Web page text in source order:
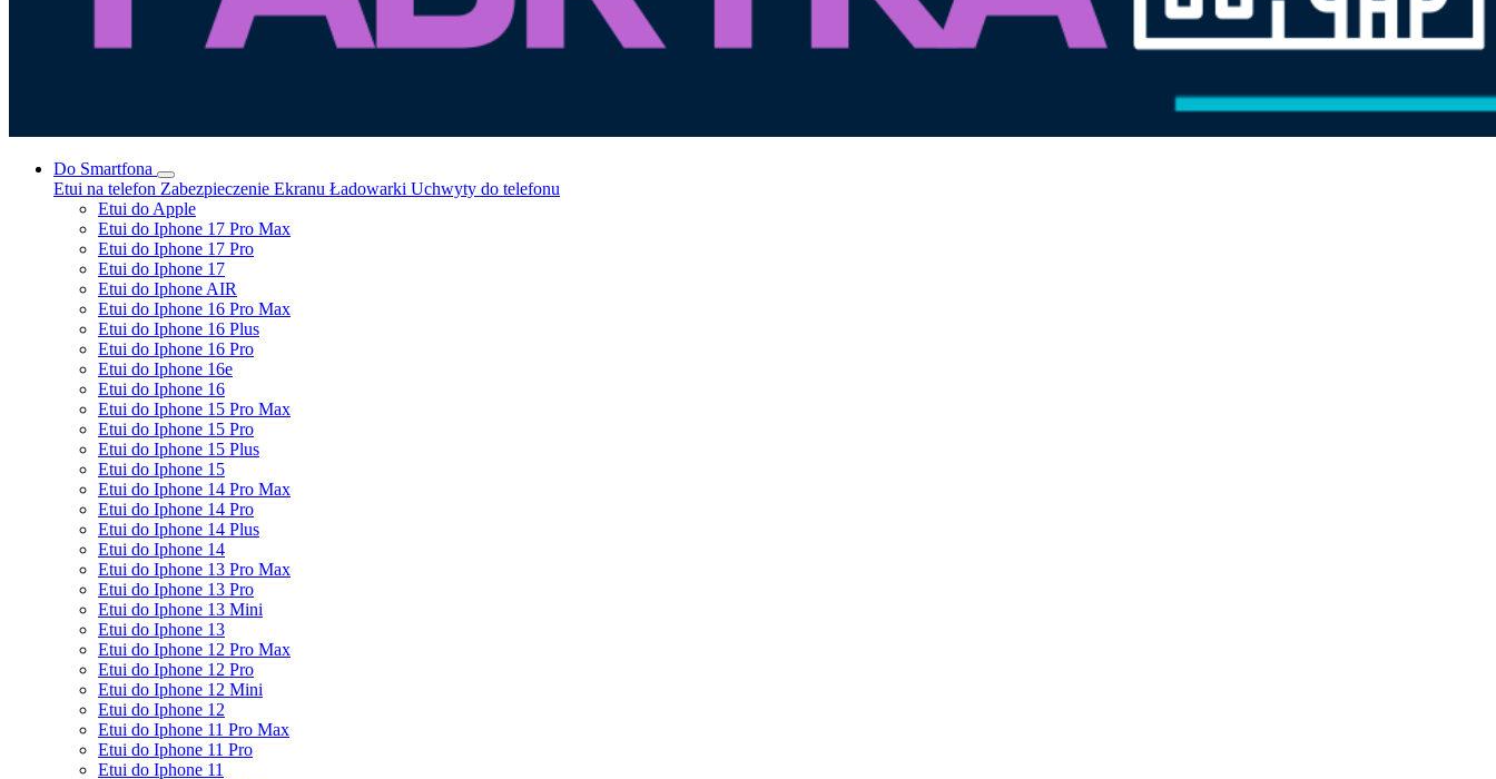
Do Smartfona
Etui na telefon Zabezpieczenie Ekranu Ładowarki Uchwyty do telefonu
Etui do Apple
Etui do Iphone 17 Pro Max
Etui do Iphone 17 Pro
Etui do Iphone 17
Etui do Iphone AIR
Etui do Iphone 16 Pro Max
Etui do Iphone 16 Plus
Etui do Iphone 16 Pro
Etui do Iphone 16e
Etui do Iphone 16
Etui do Iphone 15 Pro Max
Etui do Iphone 15 Pro
Etui do Iphone 15 Plus
Etui do Iphone 15
Etui do Iphone 14 Pro Max
Etui do Iphone 14 Pro
Etui do Iphone 14 Plus
Etui do Iphone 14
Etui do Iphone 13 Pro Max
Etui do Iphone 13 Pro
Etui do Iphone 13 Mini
Etui do Iphone 13
Etui do Iphone 12 Pro Max
Etui do Iphone 12 Pro
Etui do Iphone 12 Mini
Etui do Iphone 12
Etui do Iphone 11 Pro Max
Etui do Iphone 11 Pro
Etui do Iphone 11